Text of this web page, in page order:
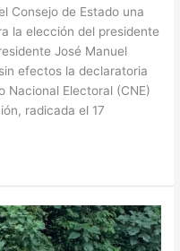
Consejo de Estado una
la elección del presidente
José Manuel
efectos la declaratoria
Nacional Electoral (CNE)
radicada el 17